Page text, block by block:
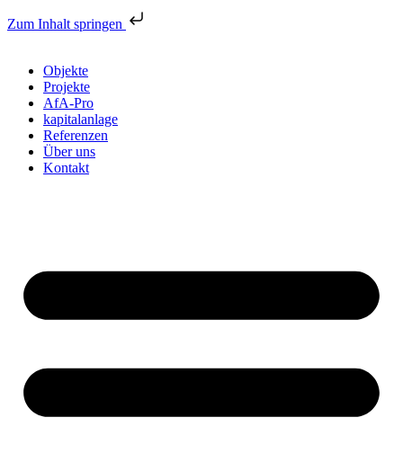
Zum Inhalt springen
Objekte
Projekte
AfA-Pro
kapitalanlage
Referenzen
Über uns
Kontakt